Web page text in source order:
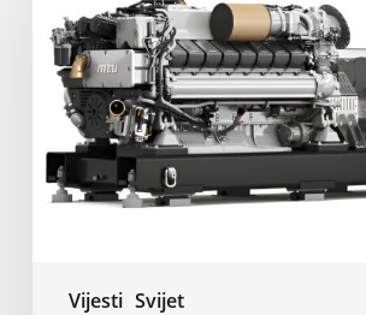
Vijesti Svijet
predstavlja
nove
brodske
pogonske
sisteme
na
SMM